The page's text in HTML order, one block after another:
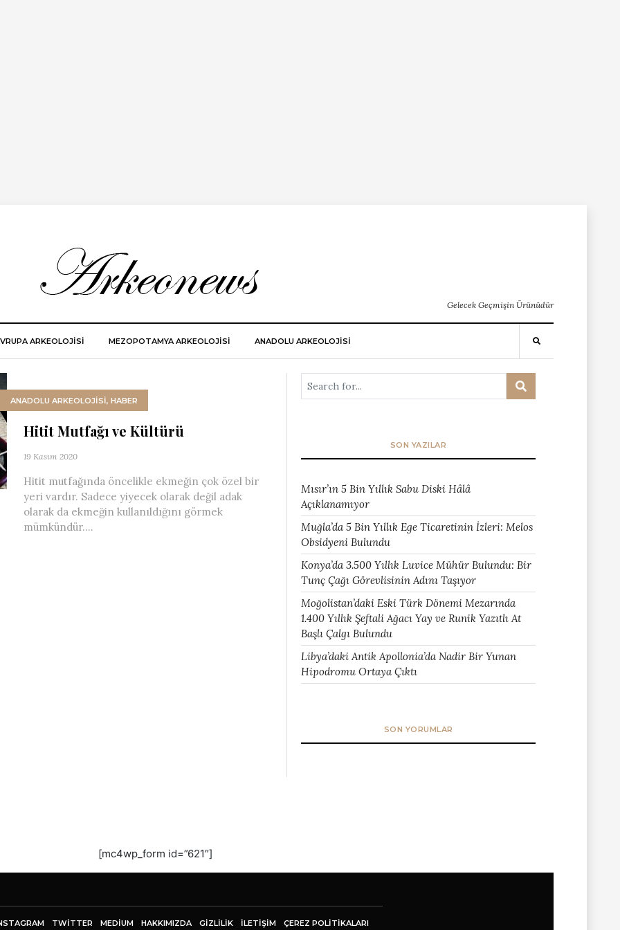
Gelecek Geçmişin Ürünüdür
ARKEOLOJISI MEZOPOTAMYA ARKEOLOJISI ANADOLU ARKEOLOJİSİ
ANADOLU ARKEOLOJİSİ, HABER
Hitit Mutfağı ve Kültürü
19 Kasım 2020
Hitit mutfağında öncelikle ekmeğin çok özel bir
yeri vardır. Sadece yiyecek olarak değil adak
olarak da ekmeğin kullanıldığını görmek
mümkündür....
SON YAZILAR
Mısır’ın 5 Bin Yıllık Sabu Diski Hâlâ
Açıklanamıyor
Muğla’da 5 Bin Yıllık Ege Ticaretinin İzleri: Melos
Obsidyeni Bulundu
Konya’da 3.500 Yıllık Luvice Mühür Bulundu: Bir
Tunç Çağı Görevlisinin Adını Taşıyor
Moğolistan’daki Eski Türk Dönemi Mezarında
1.400 Yıllık Şeftali Ağacı Yay ve Runik Yazıtlı At
Başlı Çalgı Bulundu
Libya’daki Antik Apollonia’da Nadir Bir Yunan
Hipodromu Ortaya Çıktı
SON YORUMLAR
[mc4wp_form id=”621″]
TWITTER MEDIUM HAKKIMIZDA GİZLİLİK İLETIŞIM ÇEREZ POLITIKALARI